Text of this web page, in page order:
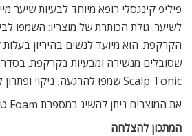
פיליפ קינגסלי רופא מיוחד לבעיות שיער
לשיער. גולת הכותרת של מוצריו: השמפו
הקרקפת. הוא מיועד לנשים בהיריון
שסובלים מנשירה ומבעיות בקרקפת.
Scalp Tonic שמפו להרגעה, ניקוי ופתרון לבעיות קרקפת.
את המוצרים ניתן להשיג במספרת Foam טל: 020-83491113
המתכון להצלחה